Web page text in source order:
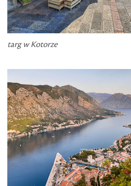
targ w Kotorze